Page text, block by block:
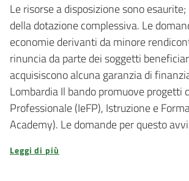
Le risorse a disposizione sono
della dotazione complessiva. Le
economie derivanti da minore
rinuncia da parte dei soggetti
acquisiscono alcuna garanzia di
Lombardia Il bando promuove
Professionale (IeFP), Istruzione e
Academy). Le domande per questo
Leggi di più